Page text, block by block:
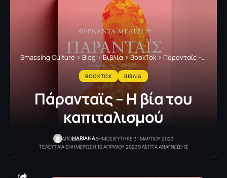
Smassing Culture > Blog >Βιβλία >BookTok > Πάρανταϊς – Η βία του καπιταλισμού
BOOKTOK ΒΙΒΛΙΑ
Πάρανταϊς – Η βία του
καπιταλισμού
ΑΠΟMARIANAΔΗΜΟΣΙΕΥΤΗΚΕ 31 ΜΑΡΤΙΟΥ 2023
ΤΕΛΕΥΤΑΙΑ ΕΝΗΜΕΡΩΣΗ 10 ΑΠΡΙΛΙΟΥ 20239 ΛΕΠΤΑ ΑΝΑΓΝΩΣΗΣ